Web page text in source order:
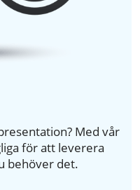
Med vår
för att leverera
behöver det.